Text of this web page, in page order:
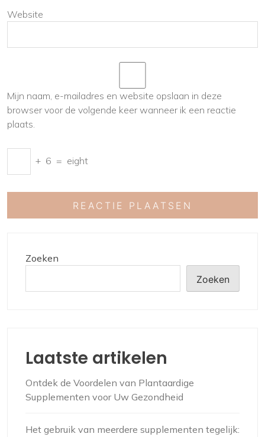
Website
Mijn naam, e-mailadres en website opslaan in deze
browser voor de volgende keer wanneer ik een reactie
plaats.
+ 6 = eight
Zoeken
Zoeken
Laatste artikelen
Ontdek de Voordelen van Plantaardige
Supplementen voor Uw Gezondheid
Het gebruik van meerdere supplementen tegelijk: